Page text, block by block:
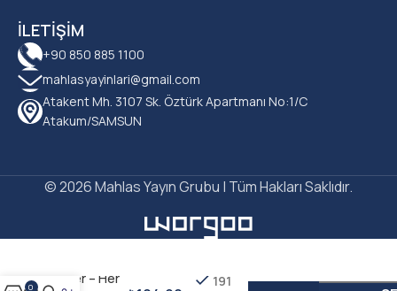
İLETIŞIM
+90 850 885 1100
mahlasyayinlari@gmail.com
Atakent Mh. 3107 Sk. Öztürk Apartmanı No:1/C
Atakum/SAMSUN
© 2026 Mahlas Yayın Grubu | Tüm Hakları Saklıdır.
Özer – Her
191
0